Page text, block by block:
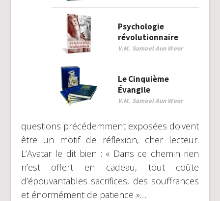
Psychologie
révolutionnaire
V.M. Samael Aun Weor
Le Cinquième
Évangile
V.M. Samael Aun Weor
questions précédemment exposées doivent
être un motif de réflexion, cher lecteur.
L’Avatar le dit bien : « Dans ce chemin rien
n’est offert en cadeau, tout coûte
d’épouvantables sacrifices, des souffrances
et énormément de patience »…